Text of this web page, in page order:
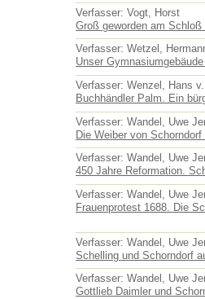
Verfasser: Vogt, Horst
Groß geworden am Schloß
Verfasser: Wetzel,
Unser
Verfasser: Wenzel, Hans v.
Buchhändler Palm. Ein
Verfasser: Wandel, Uwe
Die Weiber von
Verfasser: Wandel, Uwe
450 Jahre Reformation.
Verfasser: Wandel, Uwe
Frauenprotest 1688. Die
Verfasser: Wandel, Uwe
Schelling und Schorndorf
Verfasser: Wandel, Uwe
Gottlieb Daimler und